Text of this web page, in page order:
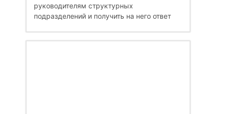
руководителям структурных
подразделений и получить на него ответ